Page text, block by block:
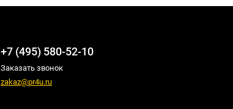
+7 (495) 580-52-10
Заказать звонок
zakaz@pr4u.ru